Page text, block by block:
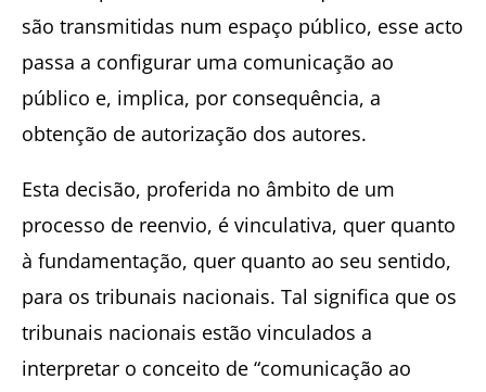
são transmitidas num espaço público, esse acto
passa a configurar uma comunicação ao
público e, implica, por consequência, a
obtenção de autorização dos autores.
Esta decisão, proferida no âmbito de um
processo de reenvio, é vinculativa, quer quanto
à fundamentação, quer quanto ao seu sentido,
para os tribunais nacionais. Tal significa que os
tribunais nacionais estão vinculados a
interpretar o conceito de “comunicação ao